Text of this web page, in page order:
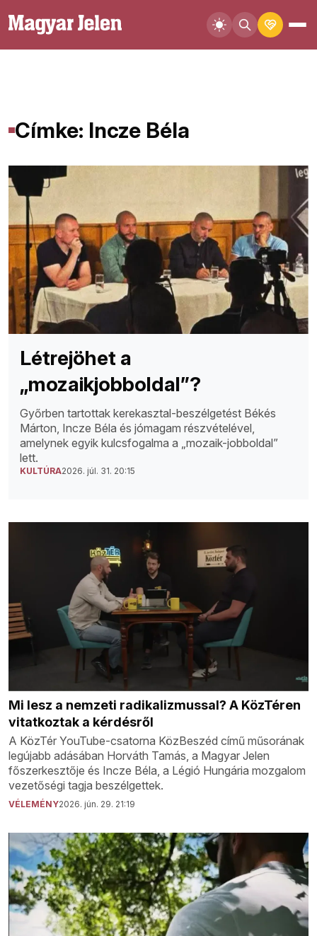
Címke: Incze Béla
Létrejöhet a
„mozaikjobboldal”?
Győrben tartottak kerekasztal-beszélgetést Békés
Márton, Incze Béla és jómagam részvételével,
amelynek egyik kulcsfogalma a „mozaik-jobboldal”
lett.
KULTÚRA2026. júl. 31. 20:15
Mi lesz a nemzeti radikalizmussal? A KözTéren
vitatkoztak a kérdésről
A KözTér YouTube-csatorna KözBeszéd című műsorának
legújabb adásában Horváth Tamás, a Magyar Jelen
főszerkesztője és Incze Béla, a Légió Hungária mozgalom
vezetőségi tagja beszélgettek.
VÉLEMÉNY2026. jún. 29. 21:19